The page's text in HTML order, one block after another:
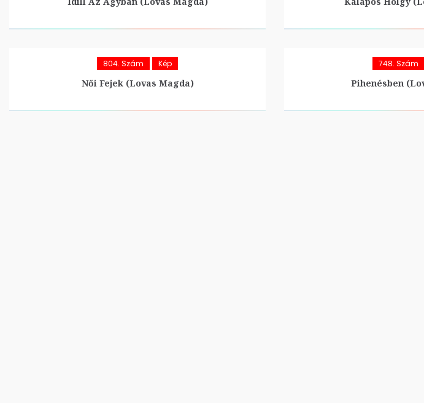
804. Szám Kép
Női Fejek (Lovas Magda)
748. Szám
Pihenésben